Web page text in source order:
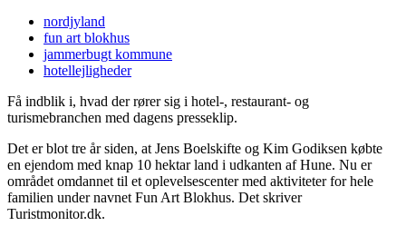
nordjyland
fun art blokhus
jammerbugt kommune
hotellejligheder
Få indblik i, hvad der rører sig i hotel-, restaurant- og
turismebranchen med dagens presseklip.
Det er blot tre år siden, at Jens Boelskifte og Kim Godiksen købte
en ejendom med knap 10 hektar land i udkanten af Hune. Nu er
området omdannet til et oplevelsescenter med aktiviteter for hele
familien under navnet Fun Art Blokhus. Det skriver
Turistmonitor.dk.